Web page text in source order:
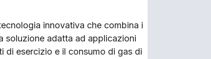
innovativa che combina i
soluzione adatta ad applicazioni
di esercizio e il consumo di gas di